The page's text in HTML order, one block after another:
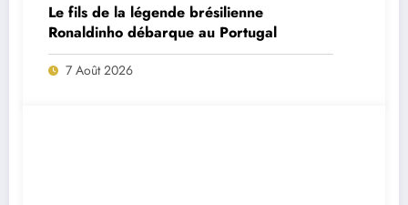
Le fils de la légende brésilienne
Ronaldinho débarque au Portugal
7 Août 2026